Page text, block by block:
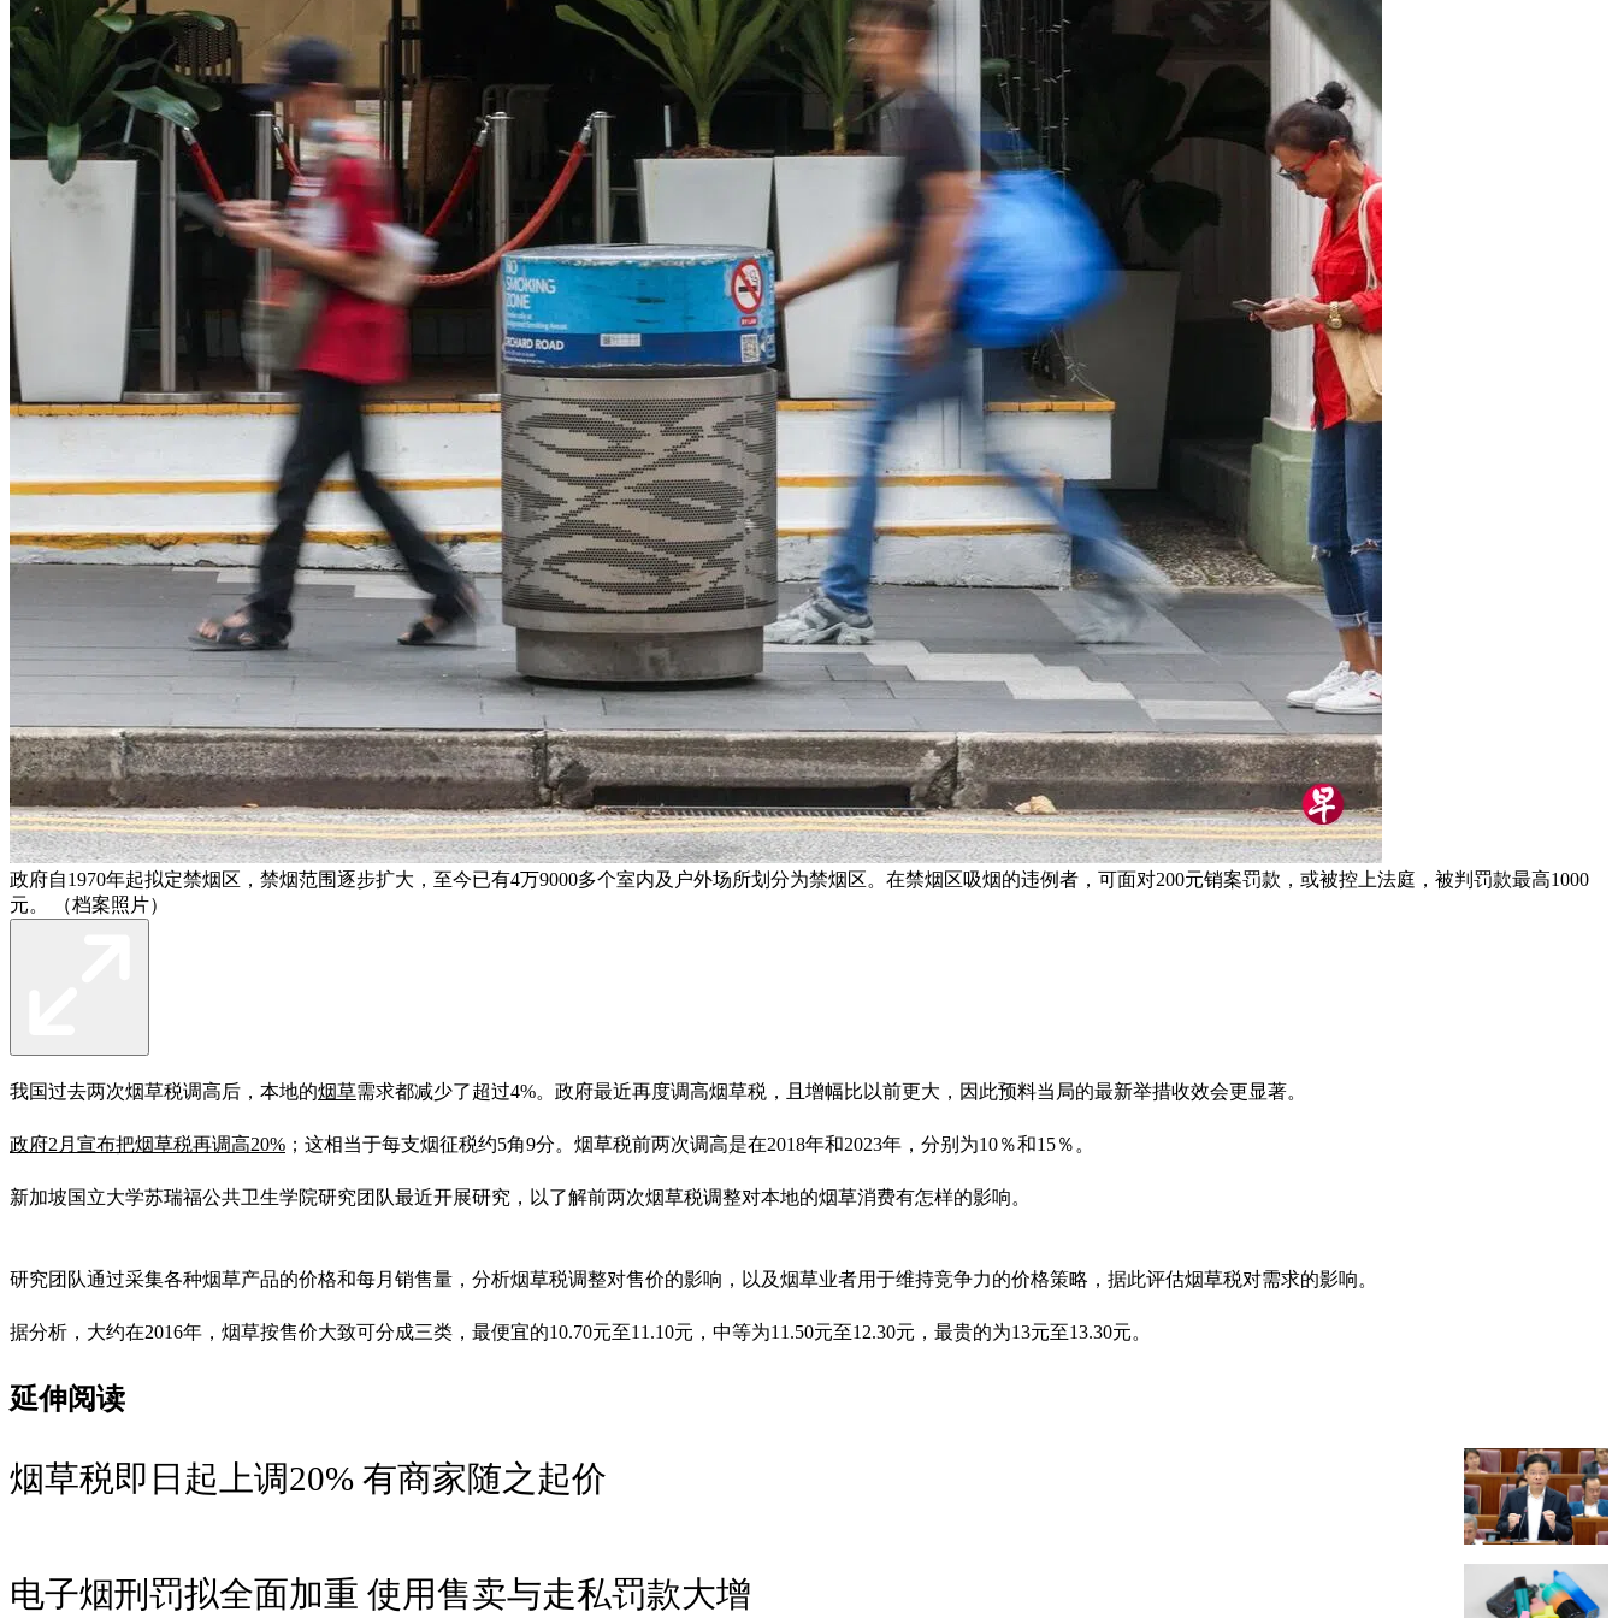
政府自1970年起拟定禁烟区，禁烟范围逐步扩大，至今已有4万9000多个室内及户外场所划分为禁烟区。在禁烟区吸烟的违例者，可面对200元销案罚款，或被控上法庭，被判罚款最高1000
元。 （档案照片）
我国过去两次烟草税调高后，本地的烟草需求都减少了超过4%。政府最近再度调高烟草税，且增幅比以前更大，因此预料当局的最新举措收效会更显著。
政府2月宣布把烟草税再调高20% ；这相当于每支烟征税约5角9分。烟草税前两次调高是在2018年和2023年，分别为10％和15％。
新加坡国立大学苏瑞福公共卫生学院研究团队最近开展研究，以了解前两次烟草税调整对本地的烟草消费有怎样的影响。
研究团队通过采集各种烟草产品的价格和每月销售量，分析烟草税调整对售价的影响，以及烟草业者用于维持竞争力的价格策略，据此评估烟草税对需求的影响。
据分析，大约在2016年，烟草按售价大致可分成三类，最便宜的10.70元至11.10元，中等为11.50元至12.30元，最贵的为13元至13.30元。
延伸阅读
烟草税即日起上调20% 有商家随之起价
电子烟刑罚拟全面加重 使用售卖与走私罚款大增